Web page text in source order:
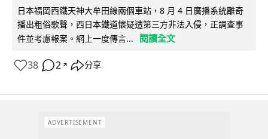
日本福岡西鐵天神大牟田線兩個車站，8 月 4 日廣播系統離奇
播出粗俗歌聲，西日本鐵道懷疑遭第三方非法入侵，正調查事
件並考慮報案。網上一度傳言...
閱讀全文
38 2 ↗ 分享
ADVERTISEMENT